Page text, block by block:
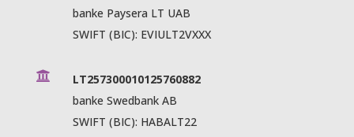
banke Paysera LT UAB
SWIFT (BIC): EVIULT2VXXX

LT257300010125760882
banke Swedbank AB
SWIFT (BIC): HABALT22